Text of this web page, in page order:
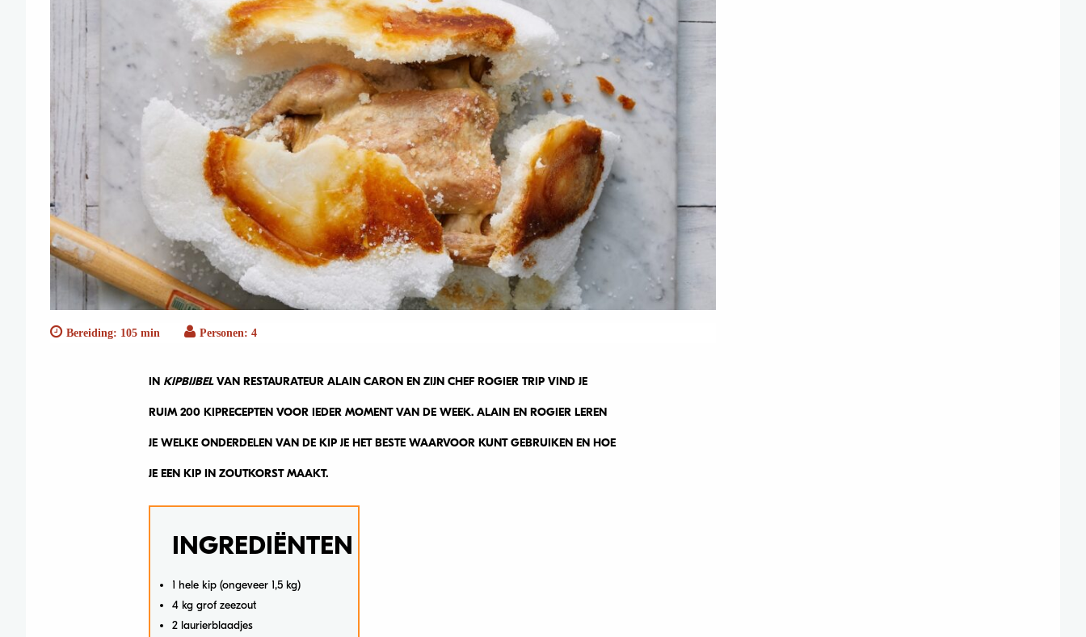
Bereiding: 105 min Personen: 4
IN KIPBIJBELVAN RESTAURATEUR ALAIN CARON EN ZIJN CHEF ROGIER TRIP VIND JE
RUIM 200 KIPRECEPTEN VOOR IEDER MOMENT VAN DE WEEK. ALAIN EN ROGIER LEREN
JE WELKE ONDERDELEN VAN DE KIP JE HET BESTE WAARVOOR KUNT GEBRUIKEN EN HOE
JE EEN KIP IN ZOUTKORST MAAKT.
INGREDIËNTEN
1 hele kip (ongeveer 1,5 kg)
4 kg grof zeezout
2 laurierblaadjes